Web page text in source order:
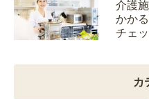
介護
かか
チェ
カ